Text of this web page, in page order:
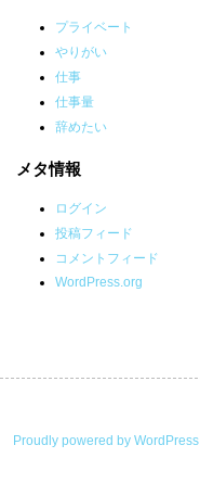
プライベート
やりがい
仕事
仕事量
辞めたい
メタ情報
ログイン
投稿フィード
コメントフィード
WordPress.org
Proudly powered by WordPress